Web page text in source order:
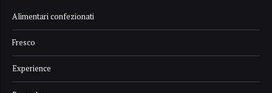
Alimentari confezionati
Fresco
Experience